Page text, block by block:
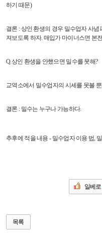
하기 때문)
결론 : 상인 환생의 경우 밀수업자 사
져보도록 하자. 매입가 마이너스면 본
Q.상인 환생을 안했으면 밀수를 못해?
교역소에서 밀수업자의 시세를 못볼
결론 : 밀수는 누구나 가능하다.
추후에 적을 내용 - 밀수업자 이용 법,
일베로
목록